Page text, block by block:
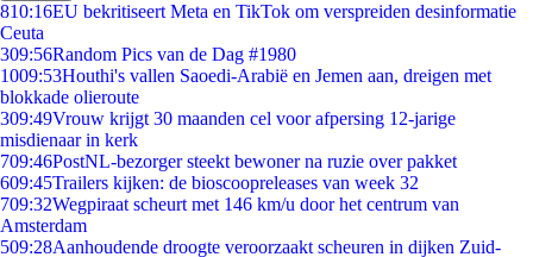
810:16EU bekritiseert Meta en TikTok om verspreiden desinformatie
Ceuta
309:56Random Pics van de Dag #1980
1009:53Houthi's vallen Saoedi-Arabië en Jemen aan, dreigen met
blokkade olieroute
309:49Vrouw krijgt 30 maanden cel voor afpersing 12-jarige
misdienaar in kerk
709:46PostNL-bezorger steekt bewoner na ruzie over pakket
609:45Trailers kijken: de bioscoopreleases van week 32
709:32Wegpiraat scheurt met 146 km/u door het centrum van
Amsterdam
509:28Aanhoudende droogte veroorzaakt scheuren in dijken Zuid-